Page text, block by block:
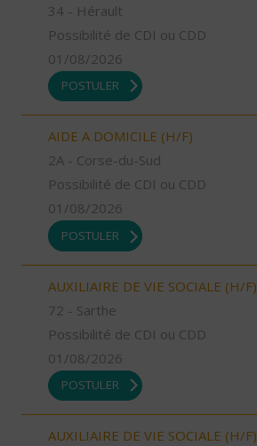
34 - Hérault
Possibilité de CDI ou CDD
01/08/2026
POSTULER
AIDE A DOMICILE (H/F)
2A - Corse-du-Sud
Possibilité de CDI ou CDD
01/08/2026
POSTULER
AUXILIAIRE DE VIE SOCIALE (H/F)
72 - Sarthe
Possibilité de CDI ou CDD
01/08/2026
POSTULER
AUXILIAIRE DE VIE SOCIALE (H/F)